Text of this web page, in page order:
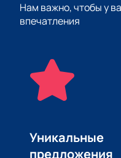
Нам важно, чтобы у
впечатления
Уникальные
предложения